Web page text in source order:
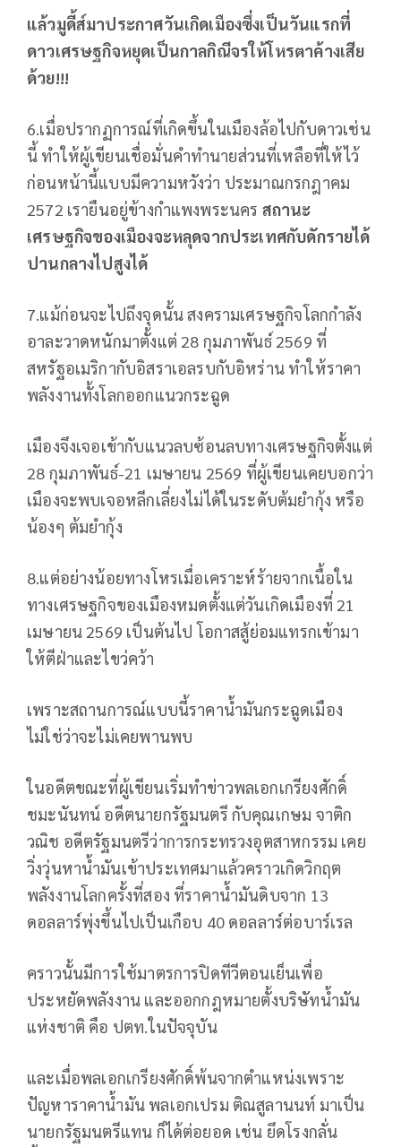
แล้วมูดี้ส์มาประกาศวันเกิดเมืองซึ่งเป็นวันแรกที่
ดาวเศรษฐกิจหยุดเป็นกาลกิณีจรให้โหรตาค้างเสีย
ด้วย!!!
6.เมื่อปรากฏการณ์ที่เกิดขึ้นในเมืองล้อไปกับดาวเช่น
นี้ ทำให้ผู้เขียนเชื่อมั่นคำทำนายส่วนที่เหลือที่ให้ไว้
ก่อนหน้านี้แบบมีความหวังว่า ประมาณกรกฎาคม
2572 เรายืนอยู่ข้างกำแพงพระนคร สถานะ
เศรษฐกิจของเมืองจะหลุดจากประเทศกับดักรายได้
ปานกลางไปสูงได้
7.แม้ก่อนจะไปถึงจุดนั้น สงครามเศรษฐกิจโลกกำลัง
อาละวาดหนักมาตั้งแต่ 28 กุมภาพันธ์ 2569 ที่
สหรัฐอเมริกากับอิสราเอลรบกับอิหร่าน ทำให้ราคา
พลังงานทั้งโลกออกแนวกระฉูด
เมืองจึงเจอเข้ากับแนวลบซ้อนลบทางเศรษฐกิจตั้งแต่
28 กุมภาพันธ์-21 เมษายน 2569 ที่ผู้เขียนเคยบอกว่า
เมืองจะพบเจอหลีกเลี่ยงไม่ได้ในระดับต้มยำกุ้ง หรือ
น้องๆ ต้มยำกุ้ง
8.แต่อย่างน้อยทางโหรเมื่อเคราะห์ร้ายจากเนื้อใน
ทางเศรษฐกิจของเมืองหมดตั้งแต่วันเกิดเมืองที่ 21
เมษายน 2569 เป็นต้นไป โอกาสสู้ย่อมแทรกเข้ามา
ให้ตีฝ่าและไขว่คว้า
เพราะสถานการณ์แบบนี้ราคาน้ำมันกระฉูดเมือง
ไม่ใช่ว่าจะไม่เคยพานพบ
ในอดีตขณะที่ผู้เขียนเริ่มทำข่าวพลเอกเกรียงศักดิ์
ชมะนันทน์ อดีตนายกรัฐมนตรี กับคุณเกษม จาติก
วณิช อดีตรัฐมนตรีว่าการกระทรวงอุตสาหกรรม เคย
วิ่งวุ่นหาน้ำมันเข้าประเทศมาแล้วคราวเกิดวิกฤต
พลังงานโลกครั้งที่สอง ที่ราคาน้ำมันดิบจาก 13
ดอลลาร์พุ่งขึ้นไปเป็นเกือบ 40 ดอลลาร์ต่อบาร์เรล
คราวนั้นมีการใช้มาตรการปิดทีวีตอนเย็นเพื่อ
ประหยัดพลังงาน และออกกฎหมายตั้งบริษัทน้ำมัน
แห่งชาติ คือ ปตท.ในปัจจุบัน
และเมื่อพลเอกเกรียงศักดิ์พ้นจากตำแหน่งเพราะ
ปัญหาราคาน้ำมัน พลเอกเปรม ติณสูลานนท์ มาเป็น
นายกรัฐมนตรีแทน ก็ได้ต่อยอด เช่น ยึดโรงกลั่น